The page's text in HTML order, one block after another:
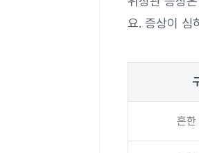
요. 증상이 심
흔한